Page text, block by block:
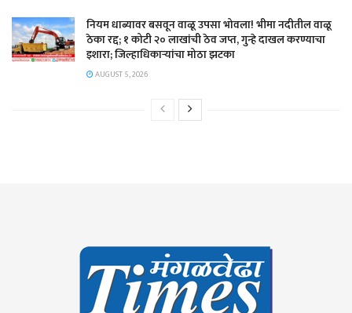
नियम धाब्यावर बसवून वाळू उपसा भोवला! भीमा नदीतील वाळू
ठेका रद्द; १ कोटी २० लाखांची ठेव जप्त, गुन्हे दाखल करण्याचा
इशारा; जिल्हाधिकाऱ्यांचा मोठा झटका
AUGUST 5, 2026